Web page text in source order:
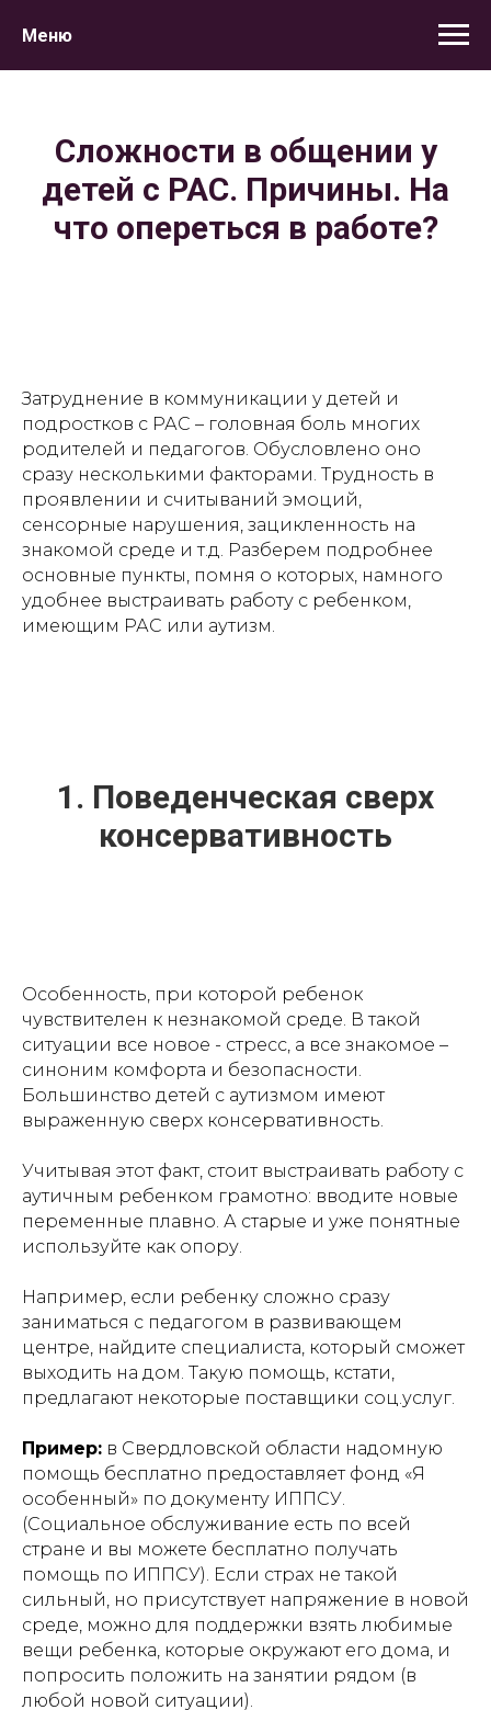
Меню
Сложности в общении у
детей с РАС. Причины. На
что опереться в работе?
Затруднение в коммуникации у детей и
подростков с РАС – головная боль многих
родителей и педагогов. Обусловлено оно
сразу несколькими факторами. Трудность в
проявлении и считываний эмоций,
сенсорные нарушения, зацикленность на
знакомой среде и т.д. Разберем подробнее
основные пункты, помня о которых, намного
удобнее выстраивать работу с ребенком,
имеющим РАС или аутизм.
1. Поведенческая сверх
консервативность
Особенность, при которой ребенок
чувствителен к незнакомой среде. В такой
ситуации все новое - стресс, а все знакомое –
синоним комфорта и безопасности.
Большинство детей с аутизмом имеют
выраженную сверх консервативность.
Учитывая этот факт, стоит выстраивать работу с
аутичным ребенком грамотно: вводите новые
переменные плавно. А старые и уже понятные
используйте как опору.
Например, если ребенку сложно сразу
заниматься с педагогом в развивающем
центре, найдите специалиста, который сможет
выходить на дом. Такую помощь, кстати,
предлагают некоторые поставщики соц.услуг.
Пример: в Свердловской области надомную
помощь бесплатно предоставляет фонд «Я
особенный» по документу ИППСУ.
(Социальное обслуживание есть по всей
стране и вы можете бесплатно получать
помощь по ИППСУ). Если страх не такой
сильный, но присутствует напряжение в новой
среде, можно для поддержки взять любимые
вещи ребенка, которые окружают его дома, и
попросить положить на занятии рядом (в
любой новой ситуации).